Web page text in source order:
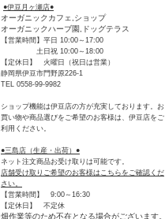
●伊豆月ヶ瀬店●
オーガニックカフェ,ショップ
オーガニックハーブ園,ドッグテラス
【営業時間】平日 10:00～17:00
土日祝 10:00～18:00
【定休日】 火曜日（祝日は営業）
静岡県伊豆市門野原226-1
TEL 0558-99-9982
ショップ機能は伊豆店の方が充実しております。お
買い物や商品選びをご希望のお客様は、伊豆店をご
利用ください。
●三島店（生産・出荷）●
ネット注文商品お受け取りは可能です。
店舗受け取りご希望のお客様はこちらをご確認くだ
さい。
【営業時間】 9:00～16:30
【定休日】 不定休
畑作業等のため不在となる場合がございます。